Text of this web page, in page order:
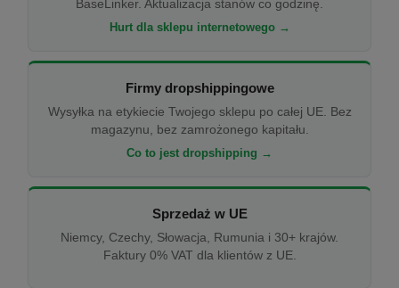
BaseLinker. Aktualizacja stanów co godzinę.
Hurt dla sklepu internetowego →
Firmy dropshippingowe
Wysyłka na etykiecie Twojego sklepu po całej UE. Bez
magazynu, bez zamrożonego kapitału.
Co to jest dropshipping →
Sprzedaż w UE
Niemcy, Czechy, Słowacja, Rumunia i 30+ krajów.
Faktury 0% VAT dla klientów z UE.